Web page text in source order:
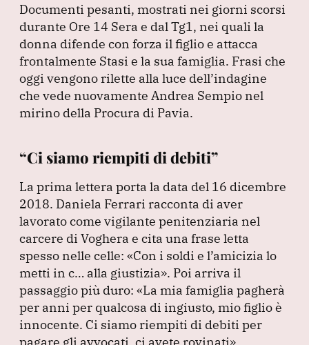
Documenti pesanti, mostrati nei giorni scorsi
durante Ore 14 Sera e dal Tg1, nei quali la
donna difende con forza il figlio e attacca
frontalmente Stasi e la sua famiglia. Frasi che
oggi vengono rilette alla luce dell’indagine
che vede nuovamente Andrea Sempio nel
mirino della Procura di Pavia.
“Ci siamo riempiti di debiti”
La prima lettera porta la data del 16 dicembre
2018. Daniela Ferrari racconta di aver
lavorato come vigilante penitenziaria nel
carcere di Voghera e cita una frase letta
spesso nelle celle: «Con i soldi e l’amicizia lo
metti in c… alla giustizia». Poi arriva il
passaggio più duro: «La mia famiglia pagherà
per anni per qualcosa di ingiusto, mio figlio è
innocente. Ci siamo riempiti di debiti per
pagare gli avvocati, ci avete rovinati».